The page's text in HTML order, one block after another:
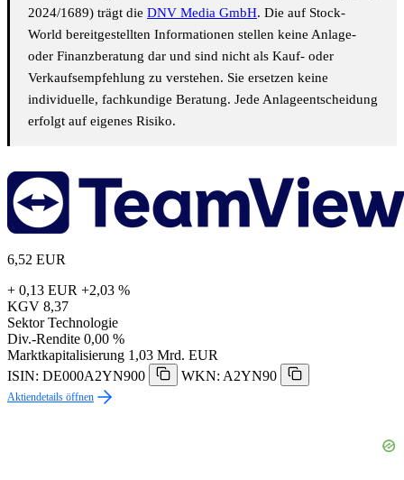
2024/1689) trägt die DNV Media GmbH. Die auf Stock-
World bereitgestellten Informationen stellen keine Anlage-
oder Finanzberatung dar und sind nicht als Kauf- oder
Verkaufsempfehlung zu verstehen. Sie ersetzen keine
individuelle, fachkundige Beratung. Jede Anlageentscheidung
erfolgt auf eigenes Risiko.
6,52 EUR
+ 0,13 EUR +2,03 %
KGV 8,37
Sektor Technologie
Div.-Rendite 0,00 %
Marktkapitalisierung 1,03 Mrd. EUR
ISIN: DE000A2YN900
WKN: A2YN90
Aktiendetails öffnen